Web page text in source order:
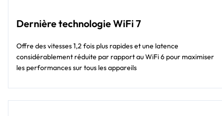
Dernière technologie WiFi 7
Offre des vitesses 1,2 fois plus rapides et une latence
considérablement réduite par rapport au WiFi 6 pour maximiser
les performances sur tous les appareils